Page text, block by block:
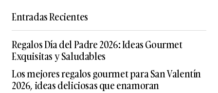
Entradas Recientes
Regalos Día del Padre 2026: Ideas Gourmet
Exquisitas y Saludables
Los mejores regalos gourmet para San Valentín
2026, ideas deliciosas que enamoran